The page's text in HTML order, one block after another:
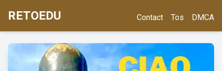
RETOEDU Contact Tos DMCA